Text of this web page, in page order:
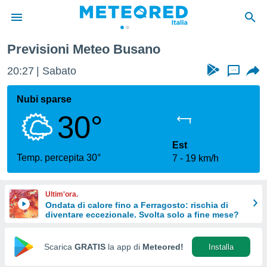
di
per
le
di
Web
Previsioni Meteo Busano
20:27 Sabato ...
Nubi sparse
30°
Temp. percepita 30°
Est
7
19 km/h
Ultim'ora.
Ondata di calore fino a Ferragosto: rischia di
diventare eccezionale. Svolta solo a fine mese?
Scarica GRATIS la app di Meteored! Installa